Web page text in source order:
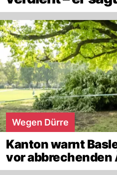
Wegen Dürre
Kanton warnt
vor abbrechenden